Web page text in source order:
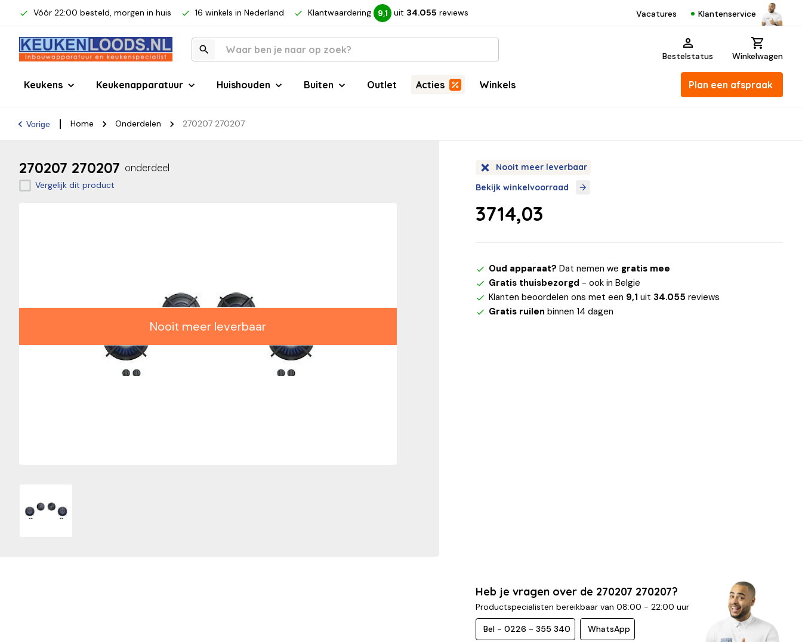
Vóór 22:00 besteld, morgen in huis 16 winkels in Nederland Klantwaardering 9,1 uit 34.055 reviews Vacatures Klantenservice
Bestelstatus Winkelwagen
Keukens Keukenapparatuur Huishouden Buiten Outlet Acties Winkels Plan een afspraak
Vorige Home Onderdelen 270207 270207
270207 270207 onderdeel
Vergelijk dit product
Nooit meer leverbaar
Nooit meer leverbaar
Bekijk winkelvoorraad
3714,03
Oud apparaat? Dat nemen we gratis mee
Gratis thuisbezorgd - ook in België
Klanten beoordelen ons met een 9,1 uit 34.055 reviews
Gratis ruilen binnen 14 dagen
Heb je vragen over de 270207 270207?
Productspecialisten bereikbaar van 08:00 - 22:00 uur
Bel - 0226 - 355 340 WhatsApp